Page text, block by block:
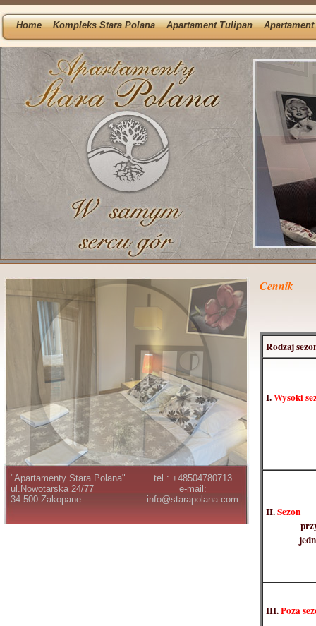
Home Kompleks Stara Polana Apartament Tulipan
"Apartamenty Stara Polana"
ul.Nowotarska 24/77
34-500 Zakopane
tel.: +48504780713
e-mail:
info@starapolana.com
Cennik
Rodzaj
I.Wysoki
II.Sezon
III.Poza